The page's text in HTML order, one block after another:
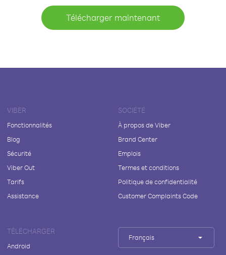
Télécharger maintenant
VIBER
Fonctionnalités
Blog
Sécurité
Viber Out
Tarifs
Assistance
SOCIÉTÉ
À propos de Viber
Brand Center
Emplois
Termes et conditions
Politique de confidentialité
Customer Complaints Code
TÉLÉCHARGER
Android
Français